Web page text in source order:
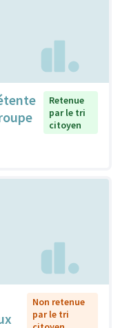
Retenue
par le tri
citoyen
Non retenue
par le tri